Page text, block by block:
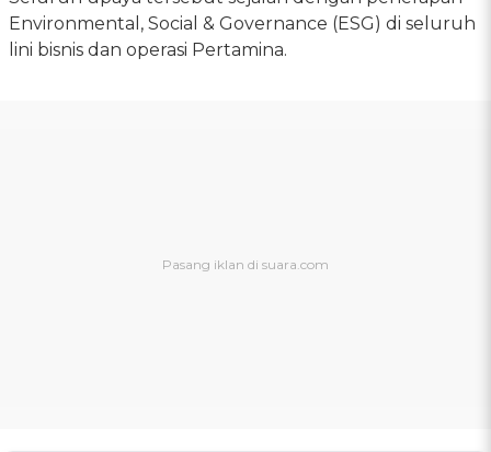
Environmental, Social & Governance (ESG) di seluruh
lini bisnis dan operasi Pertamina.